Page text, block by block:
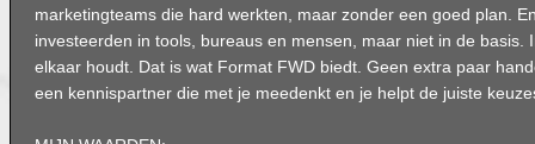
marketingteams die hard werkten, maar zonder een goed plan.
investeerden in tools, bureaus en mensen, maar niet in de basis.
elkaar houdt. Dat is wat Format FWD biedt. Geen extra paar
een kennispartner die met je meedenkt en je helpt de juiste